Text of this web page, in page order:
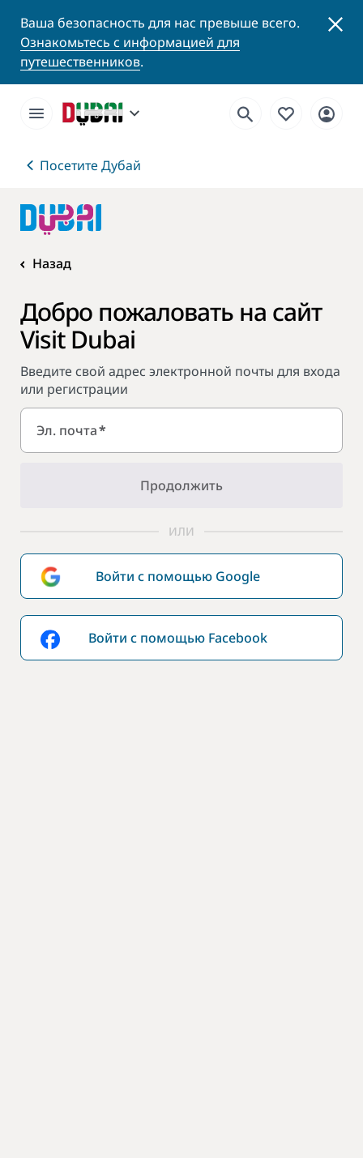
Ваша безопасность для нас превыше всего.
Ознакомьтесь с информацией для
путешественников.
Посетите Дубай
Назад
Добро пожаловать на сайт
Visit Dubai
Введите свой адрес электронной почты для входа
или регистрации
Эл. почта*
Продолжить
ИЛИ
Войти с помощью Google
Войти с помощью Facebook